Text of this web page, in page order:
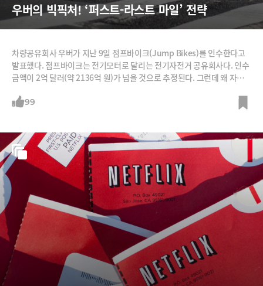
우버의 빅픽처! ‘퍼스트-라스트 마일’ 전략
차량공유회사 우버가 지난 9일 점프바이크(Jump Bikes)를 인수한다고
발표했다. 점프바이크는 전기모터로 달리는 전기자전거 공유회사다. 인수
금액이 2억 달러(약 2136억 원)가 넘을 것으로 추정된다. 그런데 왜 자동
는 판단이다. 우버는 지난 2월 한 달간 샌프란시스코에서 우버 앱에서 점프
하루
99